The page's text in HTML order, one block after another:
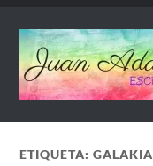
ETIQUETA:GALAKIA